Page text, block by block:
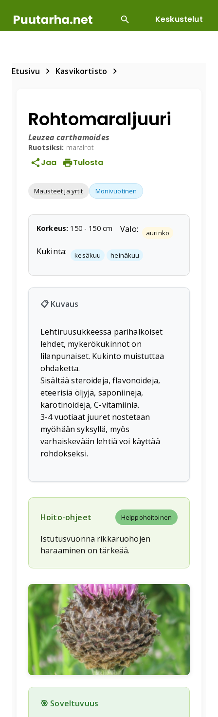
Keskustelut
Etusivu Kasvikortisto
Rohtomaraljuuri
Leuzea carthamoides
Ruotsiksi: maralrot
Jaa Tulosta
Mausteet ja yrtit Monivuotinen
Korkeus: 150- 150cm Valo: aurinko
Kukinta: kesäkuu heinäkuu
📋 Kuvaus
Lehtiruusukkeessa parihalkoiset
lehdet, mykerökukinnot on
lilanpunaiset. Kukinto muistuttaa
ohdaketta.
Sisältää steroideja, flavonoideja,
eteerisiä öljyjä, saponiineja,
karotinoideja, C-vitamiinia.
3-4 vuotiaat juuret nostetaan
myöhään syksyllä, myös
varhaiskevään lehtiä voi käyttää
rohdokseksi.
Hoito-ohjeet Helppohoitoinen
Istutusvuonna rikkaruohojen
haraaminen on tärkeää.
🌱
🎯 Soveltuvuus